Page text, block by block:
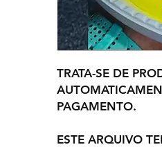
TRATA-SE DE
PAGAMENTO.
ESTE ARQUIVO